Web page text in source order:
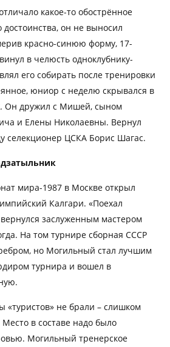
какое-то обострённое
достоинства, он не выносил
красно-синюю форму, 17-
в челюсть одноклубнику-
его собирать после тренировки
юниор с неделю скрывался в
Он дружил с Мишей, сыном
и Елены Николаевны. Вернул
селекционер ЦСКА Борис Шагас.
мира-1987 в Москве открыл
Калгари. «Поехал
заслуженным мастером
На том турнире сборная СССР
но Могильный стал лучшим
турнира и вошел в
«туристов» не брали – слишком
в составе надо было
Могильный тренерское